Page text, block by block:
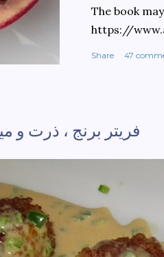
The book
https://
Share 47
فریتر برنج ، ذرت